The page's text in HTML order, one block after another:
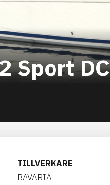
Sport DC
TILLVERKARE
BAVARIA